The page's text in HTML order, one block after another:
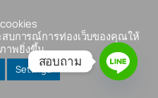
: ตรวจสอบระยะการส่ง
ทรลเพื่อให้แน่ใจว่า
ด้อย่างมีประสิทธิภาพจาก
รับแต่ง: หากคุณต้องการ
สบการณ์การท่องเว็บของคุณให้
าพยิ่งขึ้น
Settings
สอบถาม